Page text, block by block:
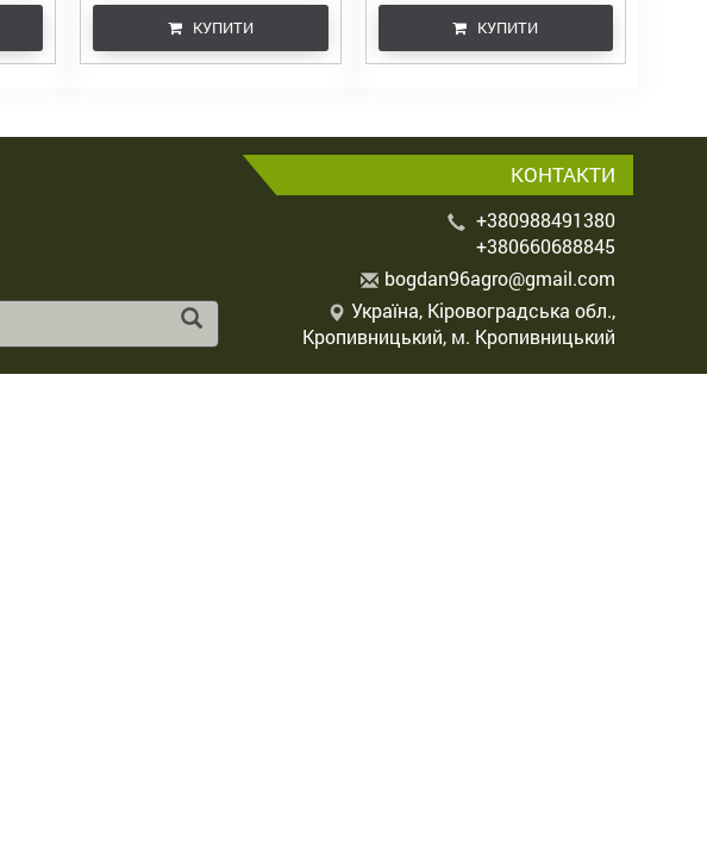
КУПИТИ КУПИТИ
КОНТАКТИ
+380988491380
+380660688845
bogdan96agro@gmail.com
Україна, Кіровоградська обл.,
Кропивницький, м. Кропивницький